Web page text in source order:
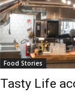
Food Stories
Tasty Life